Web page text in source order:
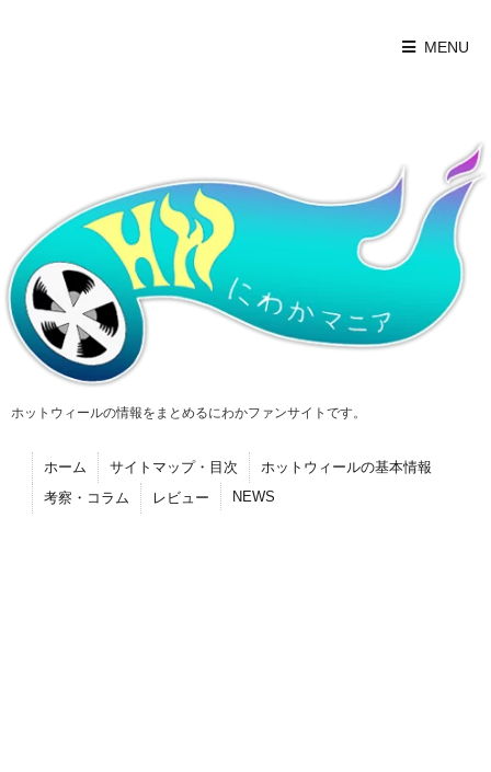
MENU
ホットウィールの情報をまとめるにわかファンサイトです。
ホーム サイトマップ・目次
ホットウィールの基本情報
考察・コラム
レビュー NEWS